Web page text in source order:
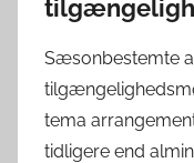
Sæsonbestemte
tema
tidligere end